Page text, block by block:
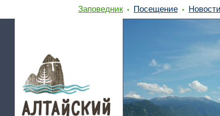
Заповедник Посещение